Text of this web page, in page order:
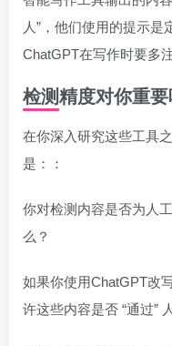
人”，他们使用的提示
ChatGPT在写作时要多
检测精度对你重要
在你深入研究这些工具
是：：
你对检测内容是否为人
么？
如果你使用ChatGPT改
许这些内容是否 “通过”